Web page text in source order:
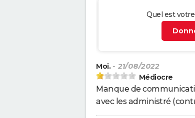
Quel est
Moi. - 21/08/2022
Médiocre
Manque de
avec les administré